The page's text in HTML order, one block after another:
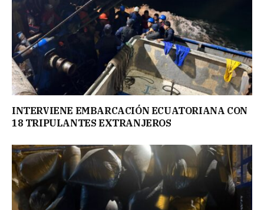
INTERVIENE EMBARCACIÓN ECUATORIANA CON
18 TRIPULANTES EXTRANJEROS